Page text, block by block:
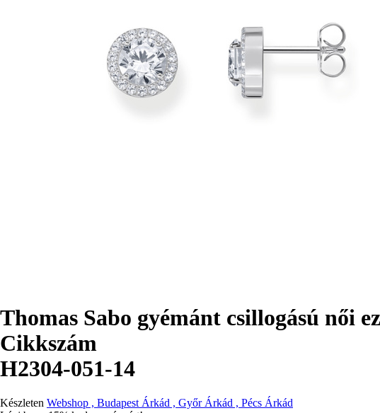
Thomas Sabo gyémánt csillogású női
Cikkszám
H2304-051-14
Készleten Webshop , Budapest Árkád , Győr Árkád , Pécs Árkád